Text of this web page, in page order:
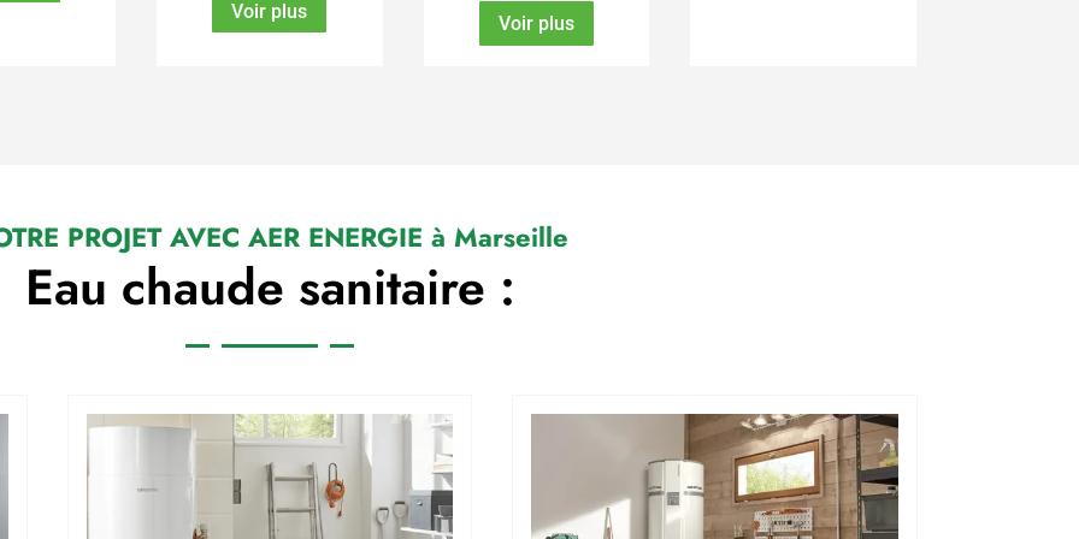
Voir plus
Voir plus
PROJET AVEC AER ENERGIE à Marseille
Eau chaude sanitaire :